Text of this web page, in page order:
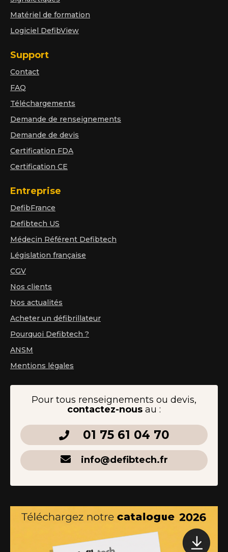
Matériel de formation
Logiciel DefibView
Support
Contact
FAQ
Téléchargements
Demande de renseignements
Demande de devis
Certification FDA
Certification CE
Entreprise
DefibFrance
Defibtech US
Médecin Référent Defibtech
Législation française
CGV
Nos clients
Nos actualités
Acheter un défibrillateur
Pourquoi Defibtech ?
ANSM
Mentions légales
Pour tous renseignements ou devis,
contactez-nous au :
01 75 61 04 70
info@defibtech.fr